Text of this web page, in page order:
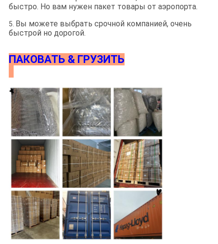
быстро. Но вам нужен пакет товары от аэропорта.
5.
Вы можете выбрать срочной компанией, очень
быстрой но дорогой.
ПАКОВАТЬ & ГРУЗИТЬ